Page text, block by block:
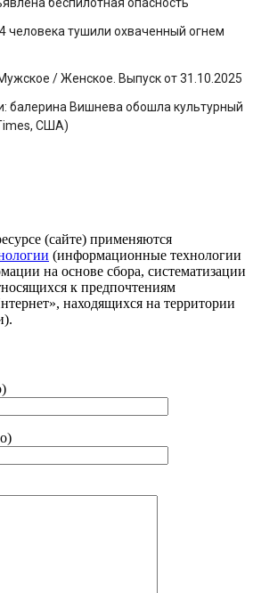
человека тушили охваченный огнем
/ Женское. Выпуск от 31.10.2025
балерина Вишнева обошла культурный
США)
(сайте) применяются
(информационные технологии
на основе сбора, систематизации
к предпочтениям
находящихся на территории